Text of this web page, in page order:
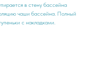
в стену бассейна
чаши бассейна. Полный
с накладками.